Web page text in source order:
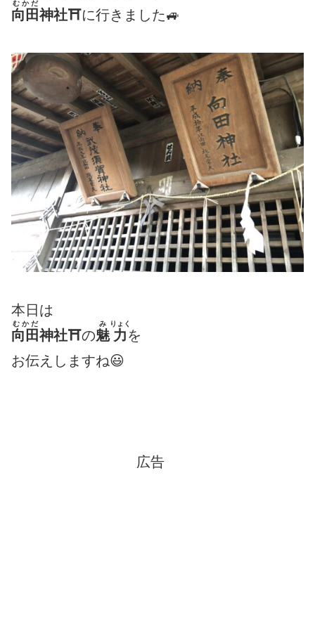
向田
むかだ
神社⛩に行きました🚙
本日は
向田
むかだ
神社⛩の魅
み
力
りょく
を
お伝えしますね😃
広告